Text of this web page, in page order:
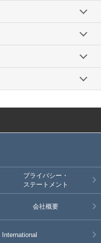
プライバシー・
ステートメント
会社概要
International